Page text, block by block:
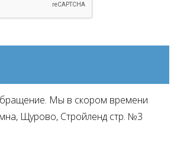
Мы в скором времени
Щурово, Стройленд стр. №3